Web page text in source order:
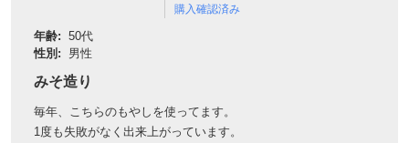
購入確認済み
年齢: 50代
性別:
男性
みそ造り
毎年、こちらのもやしを使ってます。
1度も失敗がなく出来上がっています。